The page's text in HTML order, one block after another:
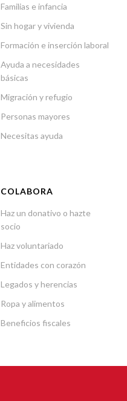
Familias e infancia
Sin hogar y vivienda
Formación e inserción laboral
Ayuda a necesidades
básicas
Migración y refugio
Personas mayores
Necesitas ayuda
COLABORA
Haz un donativo o hazte
socio
Haz voluntariado
Entidades con corazón
Legados y herencias
Ropa y alimentos
Beneficios fiscales